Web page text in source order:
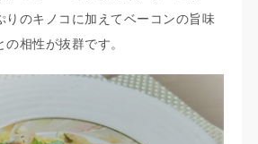
りのキノコに加えてベーコンの旨味
相性が抜群です。